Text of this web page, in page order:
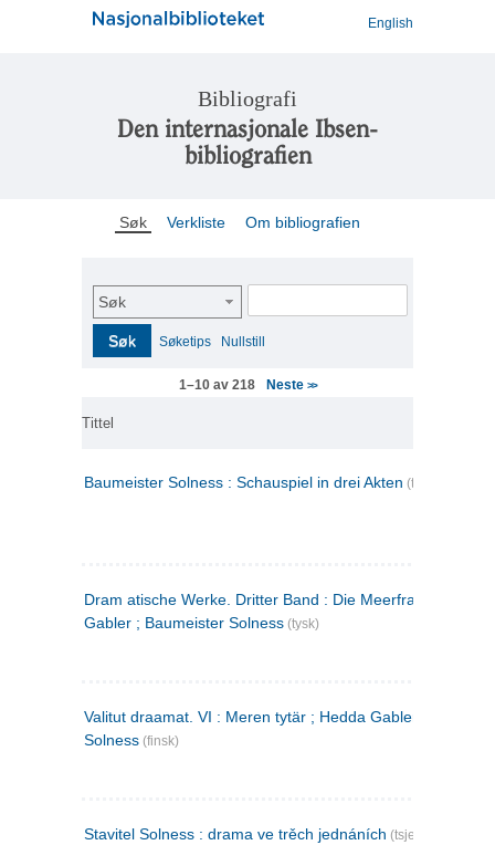
English
Bibliografi
Den internasjonale Ibsen-
bibliografien
Søk Verkliste Om bibliografien
Søk
Søk Søketips Nullstill
1–10 av 218 Neste >>
Tittel
Baumeister Solness : Schauspiel in drei Akten (tysk)
Dram atische Werke. Dritter Band : Die Meerfrau ; Hedda
Gabler ; Baumeister Solness (tysk)
Valitut draamat. VI : Meren tytär ; Hedda Gabler ;
Solness (finsk)
Stavitel Solness : drama ve trěch jednáních (tsjekkisk)